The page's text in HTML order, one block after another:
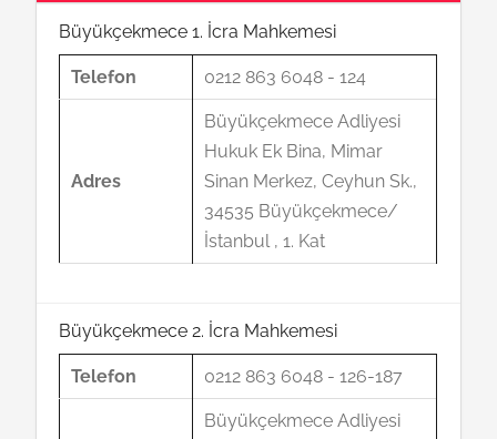
Büyükçekmece 1. İcra Mahkemesi
Telefon 0212 863 6048 - 124
Adres
Büyükçekmece Adliyesi
Hukuk Ek Bina, Mimar
Sinan Merkez, Ceyhun Sk.,
34535 Büyükçekmece/
İstanbul , 1. Kat
Büyükçekmece 2. İcra Mahkemesi
Telefon 0212 863 6048 - 126-187
Büyükçekmece Adliyesi